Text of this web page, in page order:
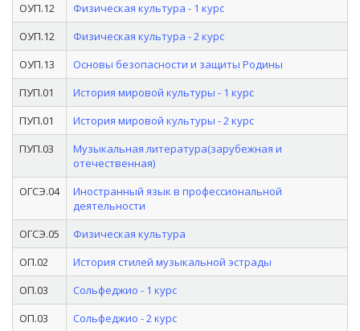
ОУП.12
Физическая культура - 1 курс
ОУП.12
Физическая культура - 2 курс
ОУП.13
Основы безопасности и защиты Родины
ПУП.01
История мировой культуры - 1 курс
ПУП.01
История мировой культуры - 2 курс
ПУП.03
Музыкальная литература(зарубежная и
отечественная)
ОГСЭ.04
Иностранный язык в профессиональной
деятельности
ОГСЭ.05
Физическая культура
ОП.02
История стилей музыкальной эстрады
ОП.03
Сольфеджио - 1 курс
ОП.03
Сольфеджио - 2 курс